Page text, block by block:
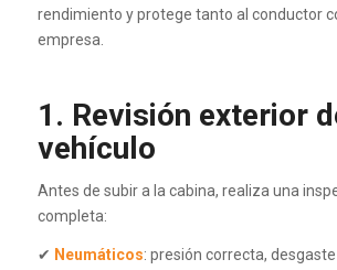
rendimiento y protege tanto al conductor
empresa.
1. Revisión exterior
vehículo
Antes de subir a la cabina, realiza una
completa:
✔ Neumáticos: presión correcta,